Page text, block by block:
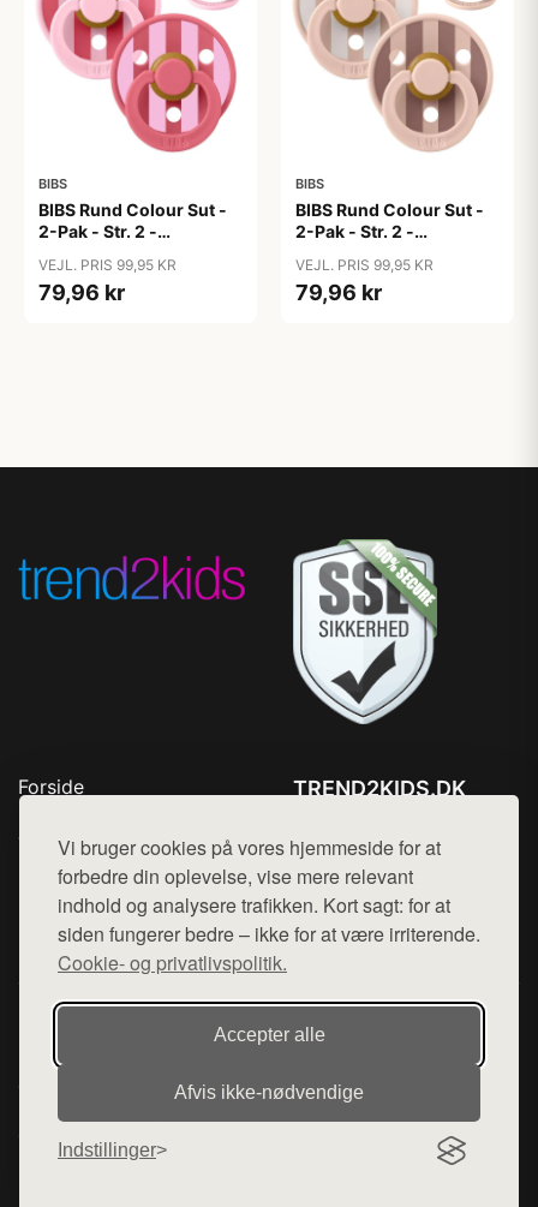
Vi bruger cookies på vores hjemmeside for at
forbedre din oplevelse, vise mere relevant
indhold og analysere trafikken. Kort sagt: for at
siden fungerer bedre – ikke for at være irriterende.
Cookie- og privatlivspolitik.
Accepter alle
Afvis ikke‑nødvendige
Indstillinger
BIBS
BIBS Rund Colour Sut -
2-Pak - Str. 2 -
Studio - Baby Pink/Coral
Mix
VEJL. PRIS 99,95 KR
79,96 kr
BIBS
BIBS Rund Colour Sut -
2-Pak - Str. 2 -
Studio - Blush Mix
VEJL. PRIS 99,95 KR
79,96 kr
Forside
Top Rabatter
Blog
Kontakt
TREND2KIDS.DK
Mail: hej@want.dk
Cookie- og privatlivspolitik
Denne side er en del af want.dk, der udgiver en række
hjemmesider med præsentation af forskellige produkter fra
diverse webshops. Der sælges ikke varer fra denne side - vi
henviser til de shops, som sælger varen. Vi har heller ikke
varerne på lager.